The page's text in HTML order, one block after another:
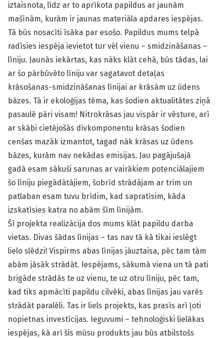
iztaisnota, līdz ar to aprīkota papildus ar jaunām
mašīnām, kurām ir jaunas materiāla apdares iespējas.
Tā būs nosacīti īsāka par esošo. Papildus mums telpā
radīsies iespēja ievietot tur vēl vienu – smidzināšanas –
līniju. Jaunās iekārtas, kas nāks klāt cehā, būs tādas, lai
ar šo pārbūvēto līniju var sagatavot detaļas
krāsošanas-smidzināšanas līnijai ar krāsām uz ūdens
bāzes. Tā ir ekoloģijas tēma, kas šodien aktualitātes ziņā
pasaulē pāri visam! Nitrokrāsas jau vispār ir vēsture, arī
ar skābi cietējošās divkomponentu krāsas šodien
cenšas mazāk izmantot, tagad nāk krāsas uz ūdens
bāzes, kurām nav nekādas emisijas. Jau pagājušajā
gadā esam sākuši sarunas ar vairākiem potenciālajiem
šo līniju piegādātājiem, šobrīd strādājam ar trim un
patlaban esam tuvu brīdim, kad sapratīsim, kāda
izskatīsies katra no abām šīm līnijām.
Šī projekta realizācija dos mums klāt papildu darba
vietas. Divas šādas līnijas – tas nav tā kā tikai ieslēgt
lielo slēdzi! Vispirms abas līnijas jāuztaisa, pēc tam tām
abām jāsāk strādāt. Iespējams, sākumā viena un tā pati
brigāde strādās te uz vienu, te uz otru līniju, pēc tam,
kad tiks apmācīti papildu cilvēki, abas līnijas jau varēs
strādāt paralēli. Tas ir liels projekts, kas prasīs arī ļoti
nopietnas investīcijas. Ieguvumi – tehnoloģiski lielākas
iespējas, kā arī šis mūsu produkts jau būs atbilstošs